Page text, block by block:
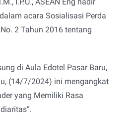
acara Sosialisasi Perda
2 Tahun 2016 tentang
di Aula Edotel Pasar Baru,
(14/7/2024) ini mengangkat
yang Memiliki Rasa